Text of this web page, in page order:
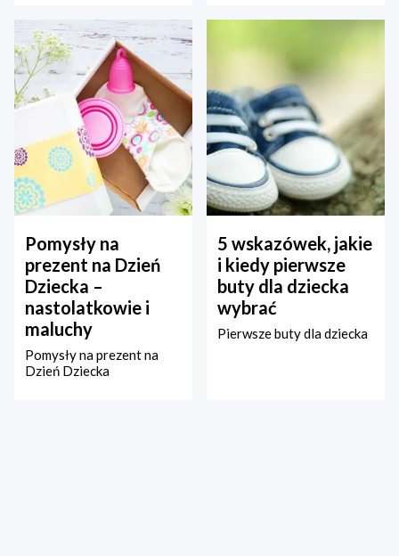
Pomysły na
prezent na Dzień
Dziecka –
nastolatkowie i
maluchy
Pomysły na prezent na
Dzień Dziecka
5 wskazówek, jakie
i kiedy pierwsze
buty dla dziecka
wybrać
Pierwsze buty dla dziecka